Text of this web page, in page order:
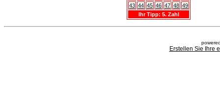
43 44 45 46 47 48 49
Ihr Tipp: 5. Zahl
Erstellen Sie Ihre